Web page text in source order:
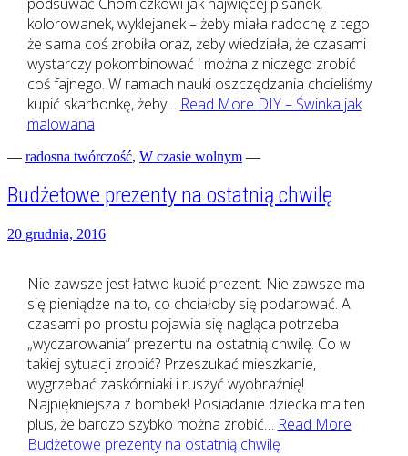
kolorowanek, wyklejanek – żeby miała radochę z tego
że sama coś zrobiła oraz, żeby wiedziała, że czasami
wystarczy pokombinować i można z niczego zrobić
coś fajnego. W ramach nauki oszczędzania chcieliśmy
kupić skarbonkę, żeby… Read More DIY – Świnka jak
malowana
— radosna twórczość, W czasie wolnym —
Budżetowe prezenty na ostatnią chwilę
20 grudnia, 2016
Nie zawsze jest łatwo kupić prezent. Nie zawsze ma
się pieniądze na to, co chciałoby się podarować. A
czasami po prostu pojawia się nagląca potrzeba
„wyczarowania” prezentu na ostatnią chwilę. Co w
takiej sytuacji zrobić? Przeszukać mieszkanie,
wygrzebać zaskórniaki i ruszyć wyobraźnię!
Najpiękniejsza z bombek! Posiadanie dziecka ma ten
plus, że bardzo szybko można zrobić… Read More
Budżetowe prezenty na ostatnią chwilę